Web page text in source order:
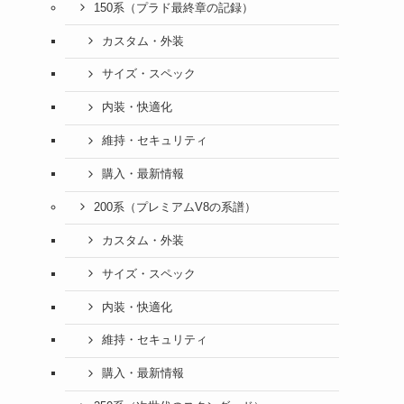
150系（プラド最終章の記録）
カスタム・外装
サイズ・スペック
内装・快適化
維持・セキュリティ
購入・最新情報
200系（プレミアムV8の系譜）
カスタム・外装
サイズ・スペック
内装・快適化
維持・セキュリティ
購入・最新情報